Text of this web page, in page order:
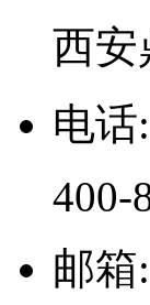
西安
电话:
400-
邮箱: